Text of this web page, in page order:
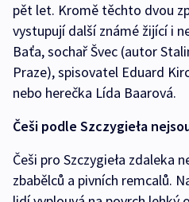
pět let. Kromě těchto dvou
vystupují další známé žijící i
Baťa, sochař Švec (autor
Praze), spisovatel Eduard
nebo herečka Lída Baarová.
Češi podle Szczygieła
Češi pro Szczygieła zdaleka
zbabělců a pivních remcalů.